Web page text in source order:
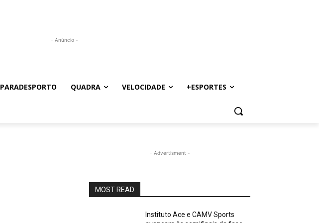
- Anúncio -
PARADESPORTO QUADRA VELOCIDADE +ESPORTES
- Advertisment -
MOST READ
Instituto Ace e CAMV Sports